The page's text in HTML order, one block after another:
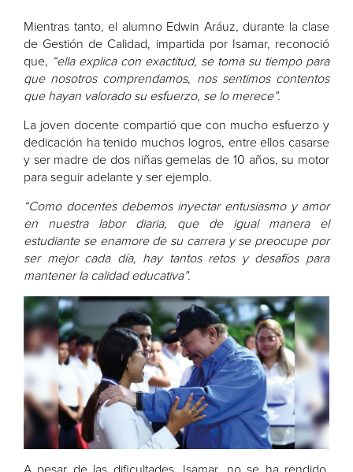
Mientras tanto, el alumno Edwin Aráuz, durante la clase
de Gestión de Calidad, impartida por Isamar, reconoció
que,
“ella explica con exactitud, se toma su tiempo para
que nosotros comprendamos, nos sentimos contentos
que hayan valorado su esfuerzo, se lo merece”.
La joven docente compartió que con mucho esfuerzo y
dedicación ha tenido muchos logros, entre ellos casarse
y ser madre de dos niñas gemelas de 10 años, su motor
para seguir adelante y ser ejemplo.
“Como docentes debemos inyectar entusiasmo y amor
en nuestra labor diaria, que de igual manera el
estudiante se enamore de su carrera y se preocupe por
ser mejor cada día, hay tantos retos y desafíos para
mantener la calidad educativa”.